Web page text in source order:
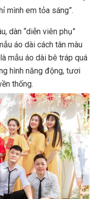
mình em tỏa sáng”.
dàn “diễn viên phụ”
áo dài cách tân màu
mẫu áo dài bê tráp quá
hình năng động, tươi
thống.